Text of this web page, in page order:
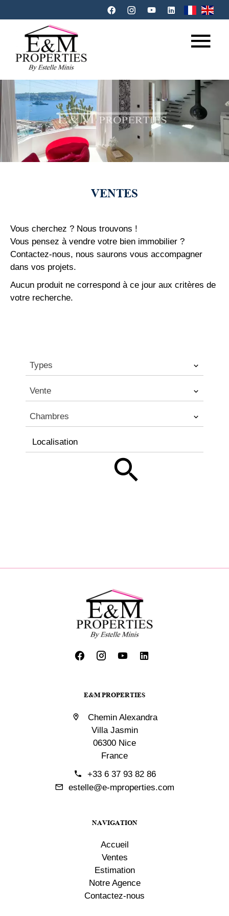
VENTES
Vous cherchez ? Nous trouvons !
Vous pensez à vendre votre bien immobilier ?
Contactez-nous, nous saurons vous accompagner
dans vos projets.
Aucun produit ne correspond à ce jour aux critères de
votre recherche.
Types
Vente
Chambres
Localisation
E&M PROPERTIES
Chemin Alexandra
Villa Jasmin
06300 Nice
France
+33 6 37 93 82 86
estelle@e-mproperties.com
NAVIGATION
Accueil
Ventes
Estimation
Notre Agence
Contactez-nous